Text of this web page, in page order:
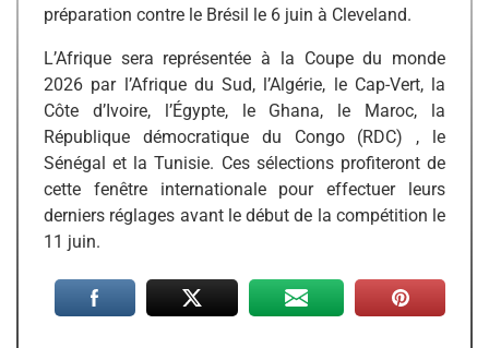
préparation contre le Brésil le 6 juin à Cleveland.
L’Afrique sera représentée à la Coupe du monde
2026 par l’Afrique du Sud, l’Algérie, le Cap-Vert, la
Côte d’Ivoire, l’Égypte, le Ghana, le Maroc, la
République démocratique du Congo (RDC) , le
Sénégal et la Tunisie. Ces sélections profiteront de
cette fenêtre internationale pour effectuer leurs
derniers réglages avant le début de la compétition le
11 juin.